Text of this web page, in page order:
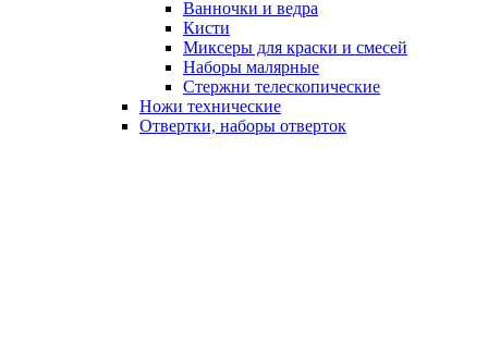
Ванночки и ведра
Кисти
Миксеры для краски и смесей
Наборы малярные
Стержни телескопические
Ножи технические
Отвертки, наборы отверток